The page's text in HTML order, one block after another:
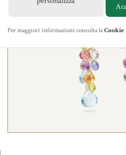
Per maggiori informazioni consulta laCookie